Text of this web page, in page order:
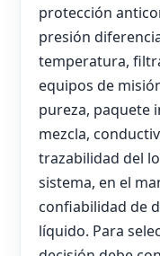
protección
presión
temperatura,
equipos de
pureza, paquete
mezcla,
trazabilidad del
sistema, en el
confiabilidad de
líquido. Para